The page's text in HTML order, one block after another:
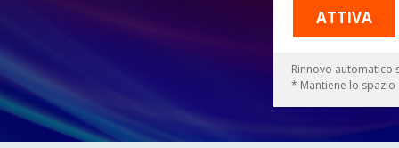
ATTIVA
Rinnovo automatico
* Mantiene lo spazio